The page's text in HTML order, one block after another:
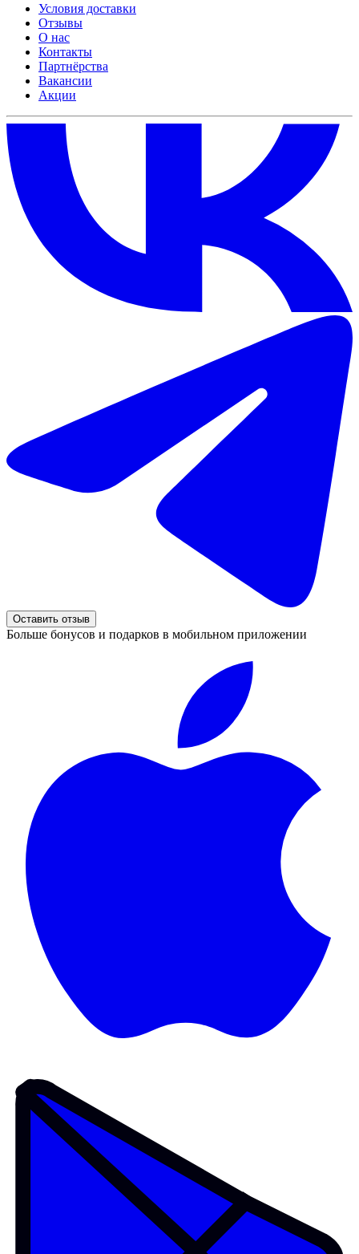
Условия доставки
Отзывы
О нас
Контакты
Партнёрства
Вакансии
Акции
Оставить отзыв
Больше бонусов и подарков в мобильном приложении